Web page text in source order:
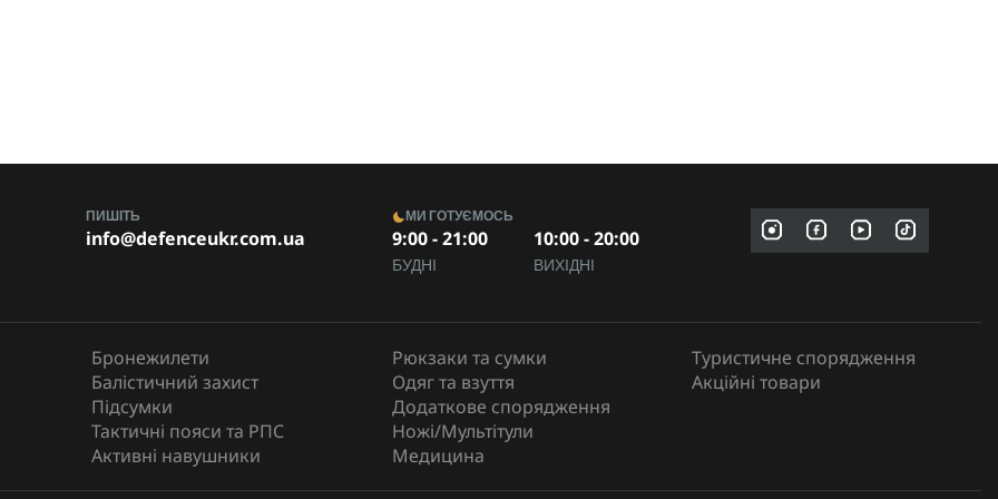
ПИШІТЬ
info@defenceukr.com.ua
МИ ГОТУЄМОСЬ
9:00 - 21:00
БУДНІ
10:00 - 20:00
ВИХІДНІ
Бронежилети
Балістичний захист
Підсумки
Тактичні пояси та РПС
Активні навушники
Рюкзаки та сумки
Одяг та взуття
Додаткове спорядження
Ножі/Мультітули
Медицина
Туристичне спорядження
Акційні товари